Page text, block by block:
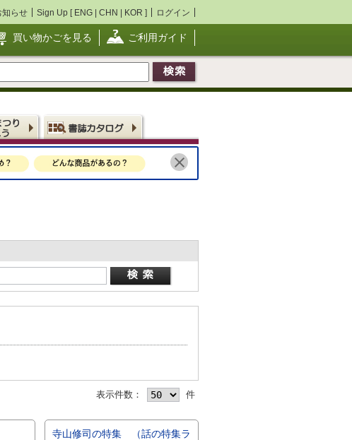
知らせ Sign Up [ ENG | CHN | KOR ] ログイン
買い物かごを見る ご利用ガイド
表示件数： 件
寺山修司の特集 （話の特集ラ